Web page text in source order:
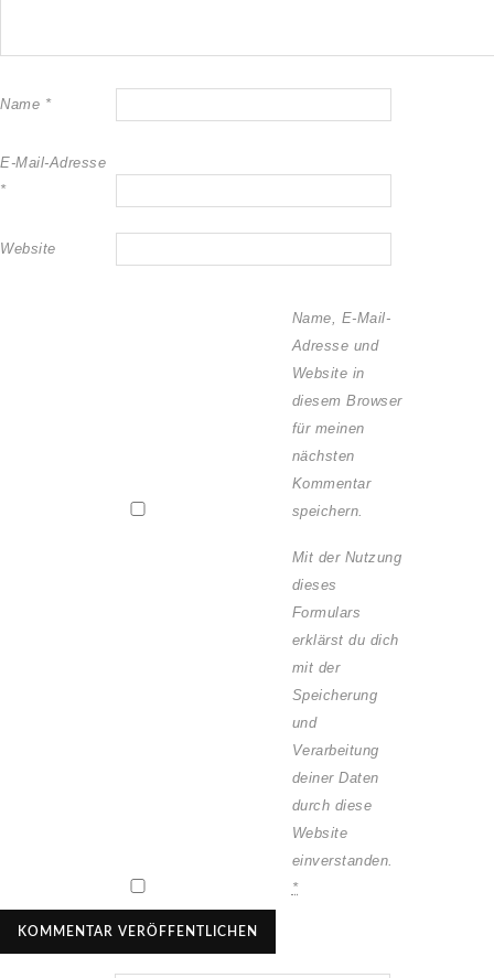
Name *
E-Mail-Adresse
*
Website
Name, E-Mail-
Adresse und
Website in
diesem Browser
für meinen
nächsten
Kommentar
speichern.
Mit der Nutzung
dieses
Formulars
erklärst du dich
mit der
Speicherung
und
Verarbeitung
deiner Daten
durch diese
Website
einverstanden.
*